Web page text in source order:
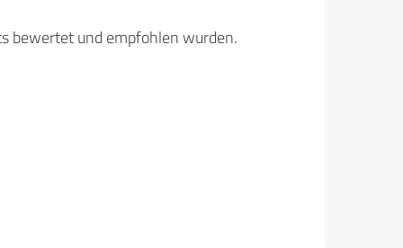
bewertet und empfohlen wurden.